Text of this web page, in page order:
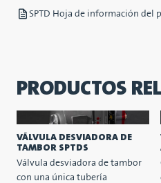
SPTD Hoja de información del
PRODUCTOS
VÁLVULA DESVIADORA DE
TAMBOR SPTDS
Válvula desviadora de tambor
con una única tubería